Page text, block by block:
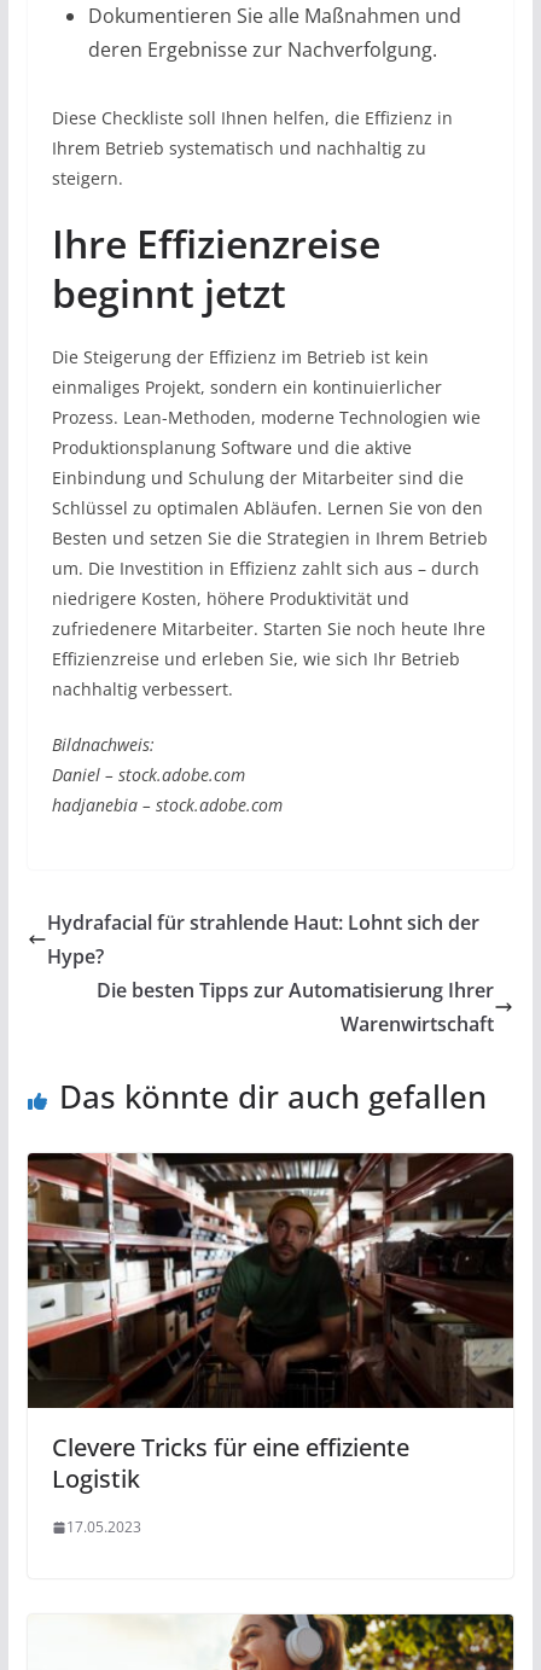
Dokumentieren Sie alle Maßnahmen und
deren Ergebnisse zur Nachverfolgung.
Diese Checkliste soll Ihnen helfen, die Effizienz in
Ihrem Betrieb systematisch und nachhaltig zu
steigern.
Ihre Effizienzreise
beginnt jetzt
Die Steigerung der Effizienz im Betrieb ist kein
einmaliges Projekt, sondern ein kontinuierlicher
Prozess. Lean-Methoden, moderne Technologien wie
Produktionsplanung Software und die aktive
Einbindung und Schulung der Mitarbeiter sind die
Schlüssel zu optimalen Abläufen. Lernen Sie von den
Besten und setzen Sie die Strategien in Ihrem Betrieb
um. Die Investition in Effizienz zahlt sich aus – durch
niedrigere Kosten, höhere Produktivität und
zufriedenere Mitarbeiter. Starten Sie noch heute Ihre
Effizienzreise und erleben Sie, wie sich Ihr Betrieb
nachhaltig verbessert.
Bildnachweis:
Daniel – stock.adobe.com
hadjanebia – stock.adobe.com
Hydrafacial für strahlende Haut: Lohnt sich der
Hype?
Die besten Tipps zur Automatisierung Ihrer
Warenwirtschaft
Das könnte dir auch gefallen
Clevere Tricks für eine effiziente
Logistik
17.05.2023